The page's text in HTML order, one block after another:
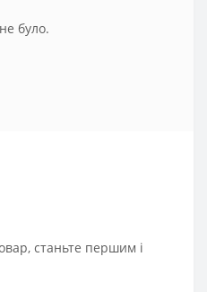
було.
станьте першим і